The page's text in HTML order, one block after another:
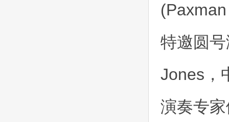
特邀圆
Jones，
演奏专